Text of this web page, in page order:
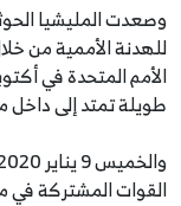
وصعدت المليشيا
للهدنة الأممية من
طويلة تمتد إلى داخل
القوات المشتركة